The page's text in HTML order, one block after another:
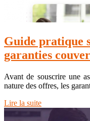
Guide pratique
garanties
Avant de souscrire une
nature des offres, les
Lire la suite